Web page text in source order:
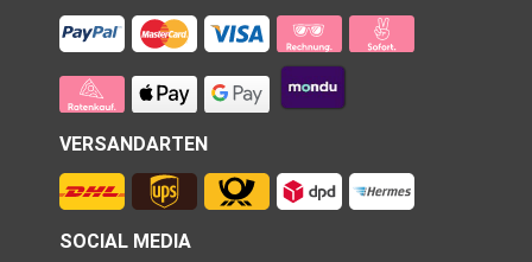
VERSANDARTEN
SOCIAL MEDIA